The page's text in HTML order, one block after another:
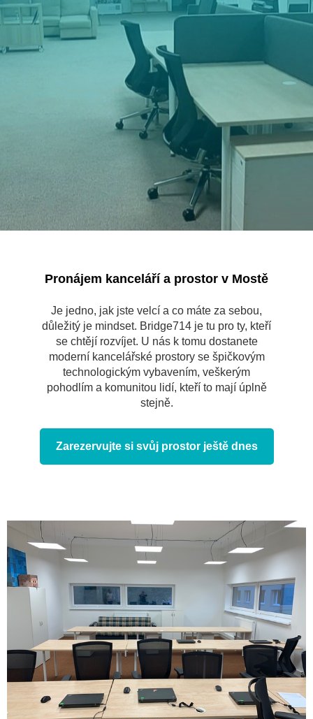
Pronájem kanceláří a prostor v Mostě
Je jedno, jak jste velcí a co máte za sebou,
důležitý je mindset. Bridge714 je tu pro ty, kteří
se chtějí rozvíjet. U nás k tomu dostanete
moderní kancelářské prostory se špičkovým
technologickým vybavením, veškerým
pohodlím a komunitou lidí, kteří to mají úplně
stejně.
Zarezervujte si svůj prostor ještě dnes